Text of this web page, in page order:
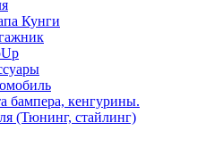
Кунги
бампера, кенгурины.
(Тюнинг, стайлинг)